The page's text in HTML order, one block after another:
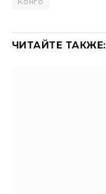
ЧИТАЙТЕ ТАКЖЕ: